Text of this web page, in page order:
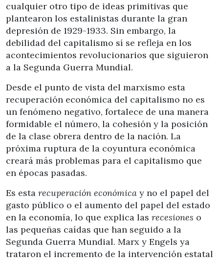
cualquier otro tipo de ideas primitivas que
plantearon los estalinistas durante la gran
depresión de 1929-1933. Sin embargo, la
debilidad del capitalismo sí se refleja en los
acontecimientos revolucionarios que siguieron
a la Segunda Guerra Mundial.
Desde el punto de vista del marxismo esta
recuperación económica del capitalismo no es
un fenómeno negativo, fortalece de una manera
formidable el número, la cohesión y la posición
de la clase obrera dentro de la nación. La
próxima ruptura de la coyuntura económica
creará más problemas para el capitalismo que
en épocas pasadas.
Es esta recuperación económica y no el papel del
gasto público o el aumento del papel del estado
en la economía, lo que explica las recesiones o
las pequeñas caídas que han seguido a la
Segunda Guerra Mundial. Marx y Engels ya
trataron el incremento de la intervención estatal